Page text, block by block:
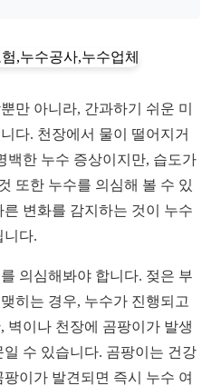
만 아니라, 간과하기 쉬운 미
다. 천장에서 물이 떨어지거
백한 누수 증상이지만, 습도가
또한 누수를 의심해 볼 수 있
변화를 감지하는 것이 누수
니다.
의심해봐야 합니다. 젖은 부
히는 경우, 누수가 진행되고
벽이나 천장에 곰팡이가 발생
수 있습니다. 곰팡이는 건강
이가 발견되면 즉시 누수 여